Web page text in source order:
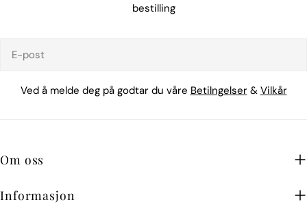
bestilling
post
Ved å melde deg på godtar du våre Betilngelser& Vilkår
Om oss
Informasjon